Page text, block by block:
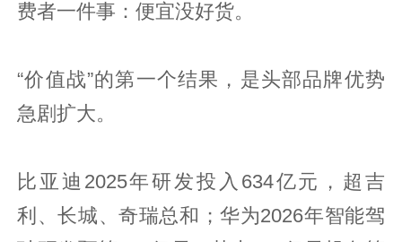
费者一件事：便宜没好货。
“价值战”的第一个结果，是头部品牌优势
急剧扩大。
比亚迪2025年研发投入634亿元，超吉
利、长城、奇瑞总和；华为2026年智能驾